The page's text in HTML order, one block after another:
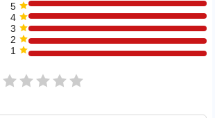
đối
5
4
3
2
1
5 sao
4 sao
3 sao
2 sao
1 sao